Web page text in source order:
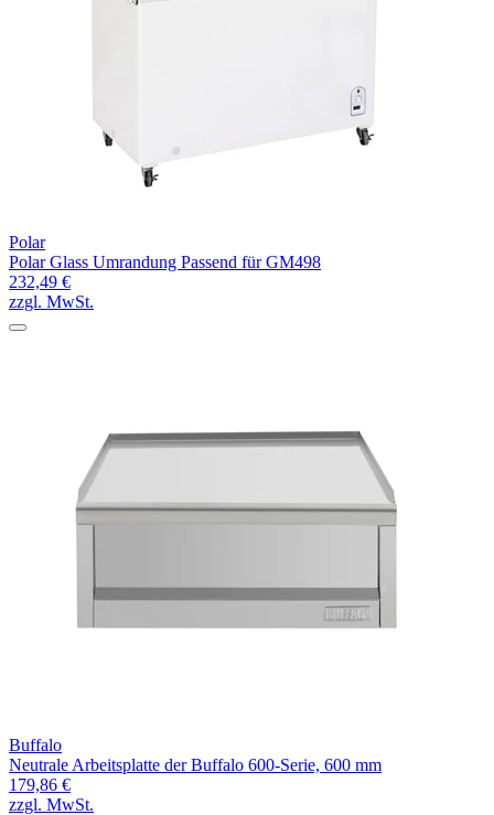
Polar
Polar Glass Umrandung Passend für GM498
232,49 €
zzgl. MwSt.
Buffalo
Neutrale Arbeitsplatte der Buffalo 600-Serie, 600 mm
179,86 €
zzgl. MwSt.